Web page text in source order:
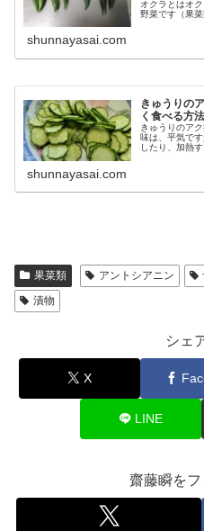
オクラとはオ
野菜です（果
shunnayasai.com
きゅうりの
く食べる方法
きゅうりのア
味は、平気で
したり、加熱
shunnayasai.com
果菜類 アントシアニン
漬物
シェ
X
LINE
齋藤瞬を